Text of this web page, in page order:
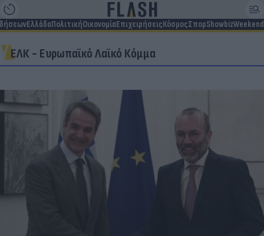
ΕλλάδαΠολιτικήΟικονομίαΕπιχειρήσειςΚόσμοςΣπορShowbizWeekend
ΕΛΚ - Ευρωπαϊκό Λαϊκό Κόμμα